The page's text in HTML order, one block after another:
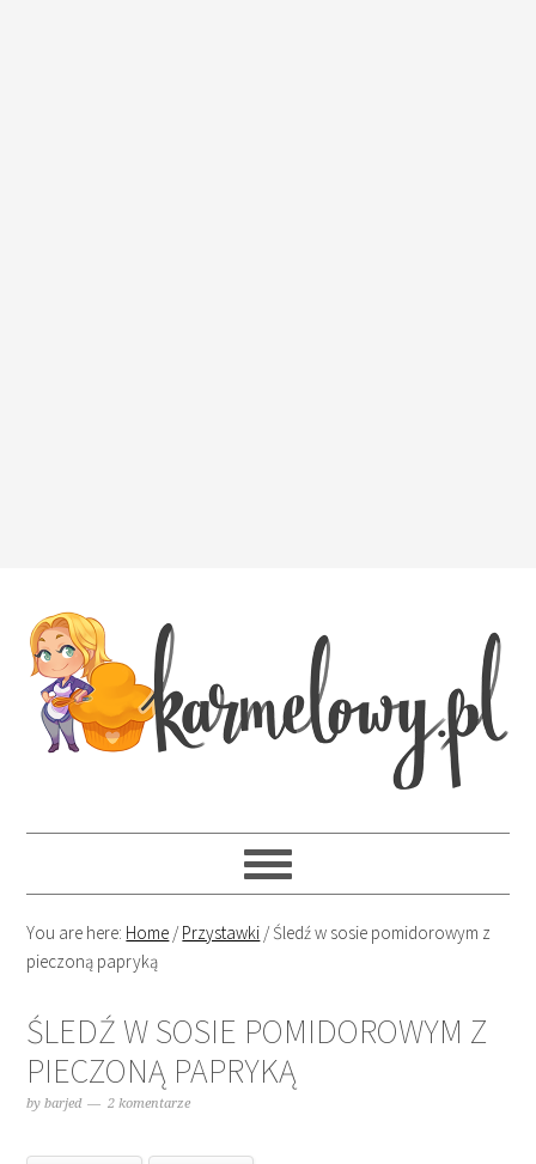
You are here: Home /Przystawki /Śledź w sosie pomidorowym z
pieczoną papryką
ŚLEDŹ W SOSIE POMIDOROWYM Z
PIECZONĄ PAPRYKĄ
bybarjed 2 komentarze